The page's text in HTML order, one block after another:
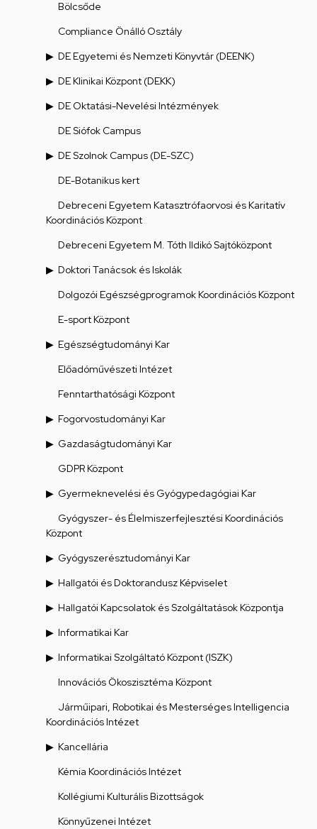
Bölcsőde
Compliance Önálló Osztály
DE Egyetemi és Nemzeti Könyvtár (DEENK)
DE Klinikai Központ (DEKK)
DE Oktatási-Nevelési Intézmények
DE Siófok Campus
DE Szolnok Campus (DE-SZC)
DE-Botanikus kert
Debreceni Egyetem Katasztrófaorvosi és Karitatív
Koordinációs Központ
Debreceni Egyetem M. Tóth Ildikó Sajtóközpont
Doktori Tanácsok és Iskolák
Dolgozói Egészségprogramok Koordinációs Központ
E-sport Központ
Egészségtudományi Kar
Előadóművészeti Intézet
Fenntarthatósági Központ
Fogorvostudományi Kar
Gazdaságtudományi Kar
GDPR Központ
Gyermeknevelési és Gyógypedagógiai Kar
Gyógyszer- és Élelmiszerfejlesztési Koordinációs
Központ
Gyógyszerésztudományi Kar
Hallgatói és Doktorandusz Képviselet
Hallgatói Kapcsolatok és Szolgáltatások Központja
Informatikai Kar
Informatikai Szolgáltató Központ (ISZK)
Innovációs Ökoszisztéma Központ
Járműipari, Robotikai és Mesterséges Intelligencia
Koordinációs Intézet
Kancellária
Kémia Koordinációs Intézet
Kollégiumi Kulturális Bizottságok
Könnyűzenei Intézet